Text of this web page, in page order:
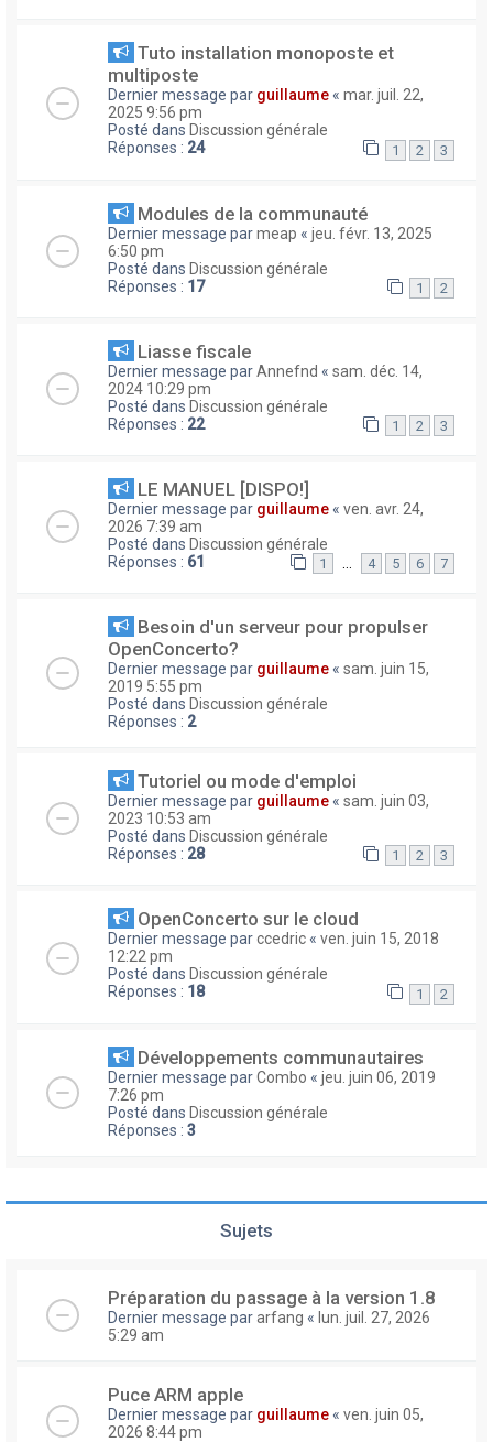
Tuto installation monoposte et
multiposte
Dernier message par guillaume « mar. juil. 22,
2025 9:56 pm
Posté dans Discussion générale
Réponses : 24 1 2 3
Modules de la communauté
Dernier message parmeap « jeu. févr. 13, 2025
6:50 pm
Posté dans Discussion générale
Réponses : 17 1 2
Liasse fiscale
Dernier message parAnnefnd « sam. déc. 14,
2024 10:29 pm
Posté dans Discussion générale
Réponses : 22 1 2 3
LE MANUEL [DISPO!]
Dernier message par guillaume « ven. avr. 24,
2026 7:39 am
Posté dans Discussion générale
Réponses : 61 1 … 4 5 6 7
Besoin d'un serveur pour propulser
OpenConcerto?
Dernier message par guillaume « sam. juin 15,
2019 5:55 pm
Posté dans Discussion générale
Réponses : 2
Tutoriel ou mode d'emploi
Dernier message par guillaume « sam. juin 03,
2023 10:53 am
Posté dans Discussion générale
Réponses : 28 1 2 3
OpenConcerto sur le cloud
Dernier message parccedric « ven. juin 15, 2018
12:22 pm
Posté dans Discussion générale
Réponses : 18 1 2
Développements communautaires
Dernier message parCombo « jeu. juin 06, 2019
7:26 pm
Posté dans Discussion générale
Réponses : 3
Sujets
Préparation du passage à la version 1.8
Dernier message pararfang « lun. juil. 27, 2026
5:29 am
Puce ARM apple
Dernier message par guillaume « ven. juin 05,
2026 8:44 pm